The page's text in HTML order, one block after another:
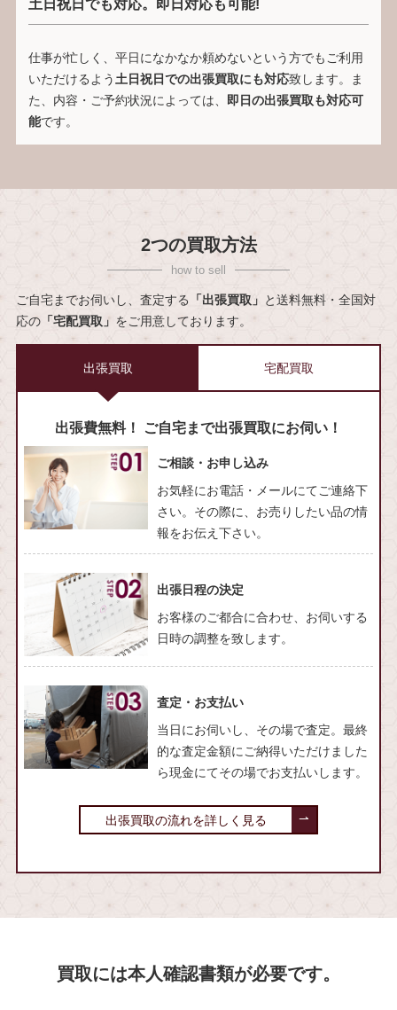
土日祝日でも対応。即日対応も可能!
仕事が忙しく、平日になかなか頼めないという方でもご利用
いただけるよう 土日祝日での出張買取にも対応致します。ま
た、内容・ご予約状況によっては、
即日の出張買取も対応可
能です。
2つの買取方法
ご自宅までお伺いし、査定する 「出張買取」 と送料無料・全国対
応の「宅配買取」 をご用意しております。
出張買取 宅配買取
出張費無料！ ご自宅まで出張買取にお伺い！
ご相談・お申し込み
お気軽にお電話・メールにてご連絡下
さい。その際に、お売りしたい品の情
報をお伝え下さい。
出張日程の決定
お客様のご都合に合わせ、お伺いする
日時の調整を致します。
査定・お支払い
当日にお伺いし、その場で査定。最終
的な査定金額にご納得いただけました
ら現金にてその場でお支払いします。
出張買取の流れを詳しく見る
買取には本人確認書類が必要です。